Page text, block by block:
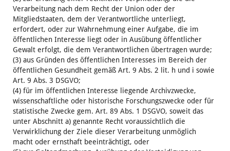
Verarbeitung nach dem Recht der Union oder der
Mitgliedstaaten, dem der Verantwortliche unterliegt,
erfordert, oder zur Wahrnehmung einer Aufgabe, die im
öffentlichen Interesse liegt oder in Ausübung öffentlicher
Gewalt erfolgt, die dem Verantwortlichen übertragen wurde;
(3) aus Gründen des öffentlichen Interesses im Bereich der
öffentlichen Gesundheit gemäß Art. 9 Abs. 2 lit. h und i sowie
Art. 9 Abs. 3 DSGVO;
(4) für im öffentlichen Interesse liegende Archivzwecke,
wissenschaftliche oder historische Forschungszwecke oder für
statistische Zwecke gem. Art. 89 Abs. 1 DSGVO, soweit das
unter Abschnitt a) genannte Recht voraussichtlich die
Verwirklichung der Ziele dieser Verarbeitung unmöglich
macht oder ernsthaft beeinträchtigt, oder